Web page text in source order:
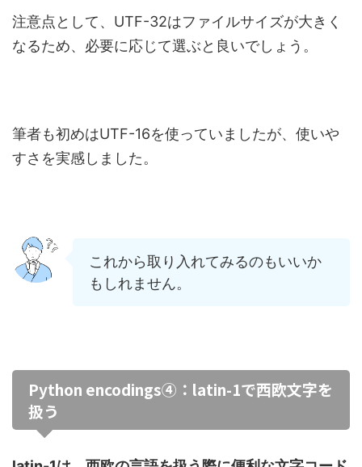
注意点として、UTF-32はファイルサイズが大きく
なるため、必要に応じて選ぶと良いでしょう。
筆者も初めはUTF-16を使っていましたが、使いや
すさを実感しました。
これから取り入れてみるのもいいか
もしれません。
Python encodings④：latin-1で西欧文字を
扱う